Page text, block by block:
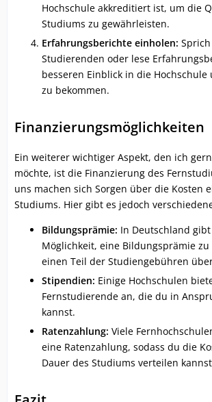
Hochschule akkreditiert ist, um die
Studiums zu gewährleisten.
Erfahrungsberichte einholen:
Studierenden oder lese
besseren Einblick in die Hochschule
zu bekommen.
Finanzierungsmöglichkeiten
Ein weiterer wichtiger Aspekt, den ich
möchte, ist die Finanzierung des
uns machen sich Sorgen über die Kosten
Studiums. Hier gibt es jedoch
Bildungsprämie: In Deutschland
Möglichkeit, eine Bildungsprämie
einen Teil der Studiengebühren
Stipendien: Einige Hochschulen
Fernstudierende an, die du in
kannst.
Ratenzahlung: Viele
eine Ratenzahlung, sodass du die
Dauer des Studiums verteilen